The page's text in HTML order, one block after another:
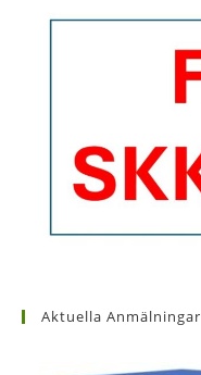
Aktuella Anmälningar